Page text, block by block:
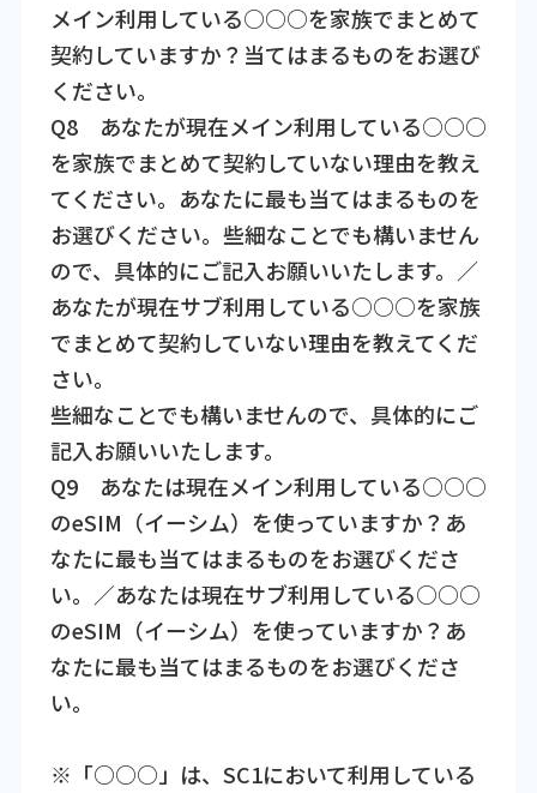
メイン利用している○○○を家族でまとめて
契約していますか？当てはまるものをお選び
ください。
Q8 あなたが現在メイン利用している○○○
を家族でまとめて契約していない理由を教え
てください。あなたに最も当てはまるものを
お選びください。些細なことでも構いません
ので、具体的にご記入お願いいたします。／
あなたが現在サブ利用している○○○を家族
でまとめて契約していない理由を教えてくだ
さい。
些細なことでも構いませんので、具体的にご
記入お願いいたします。
Q9 あなたは現在メイン利用している○○○
のeSIM（イーシム）を使っていますか？あ
なたに最も当てはまるものをお選びくださ
い。／あなたは現在サブ利用している○○○
のeSIM（イーシム）を使っていますか？あ
なたに最も当てはまるものをお選びくださ
い。
※「○○○」は、SC1において利用している